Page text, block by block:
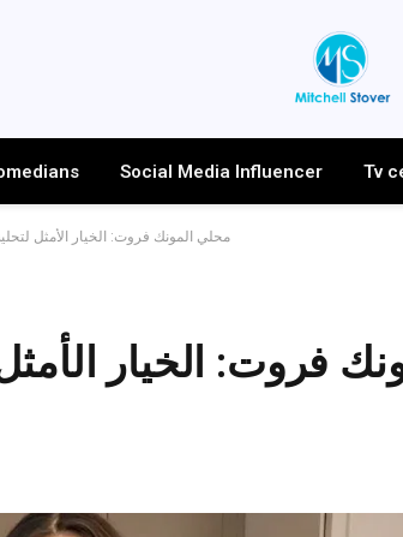
Social Media Influencer Tv
محلي المونك فروت: الخيار الأمثل
فروت: الخيار